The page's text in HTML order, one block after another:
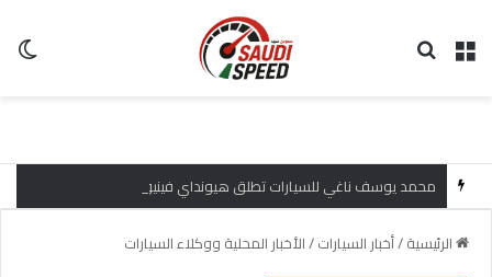
القائمة
الرئيسية/أخبار السيارات/الأخبار المحلية ووكلاء السيارات